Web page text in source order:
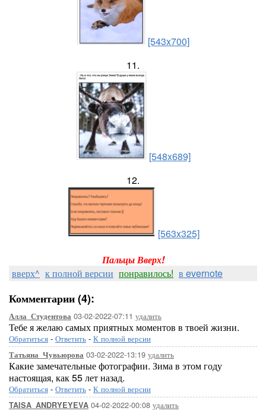
[543x700]
11.
[548x689]
12.
[563x325]
Пальцы Вверх!
вверх^ к полной версии понравилось! в evernote
Комментарии (4):
Алла_Студентова 03-02-2022-07:11 удалить
Тебе я желаю самых приятных моментов в твоей жизни.
Обратиться - Ответить - К полной версии
Татьяна_Чувьюрова 03-02-2022-13:19 удалить
Какие замечательные фотографии. Зима в этом году
настоящая, как 55 лет назад.
Обратиться - Ответить - К полной версии
TAISA_ANDRYEYEVA 04-02-2022-00:08 удалить